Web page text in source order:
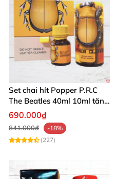
Set chai hít Popper P.R.C
The Beatles 40ml 10ml tăng
khoái cảm nhanh
690.000₫
841.000₫
-18%
(227)